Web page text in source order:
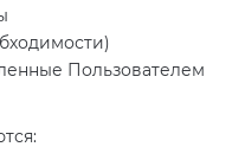
Пользователем